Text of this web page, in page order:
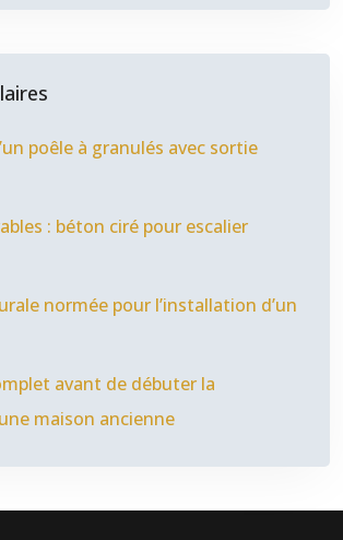
poêle à granulés avec sortie
: béton ciré pour escalier
normée pour l’installation d’un
avant de débuter la
maison ancienne